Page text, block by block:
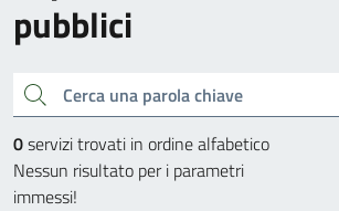
pubblici
Cerca una parola chiave
0servizi trovati in ordine alfabetico
Nessun risultato per i parametri
immessi!